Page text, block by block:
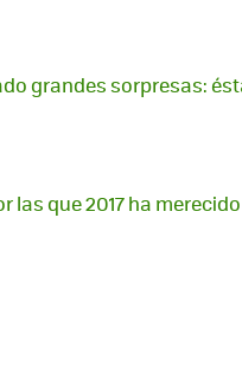
grandes sorpresas:
las que 2017 ha